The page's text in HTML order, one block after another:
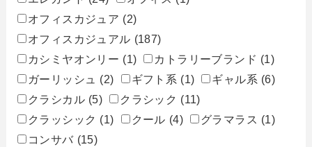
オフィスカジュア (2)
オフィスカジュアル (187)
カシミヤオンリー (1) カトラリーブランド (1)
ガーリッシュ
(2) ギフト系 (1) ギャル系 (6)
クラシカル (5) クラシック (11)
クラッシック (1) クール (4) グラマラス (1)
コンサバ (15)